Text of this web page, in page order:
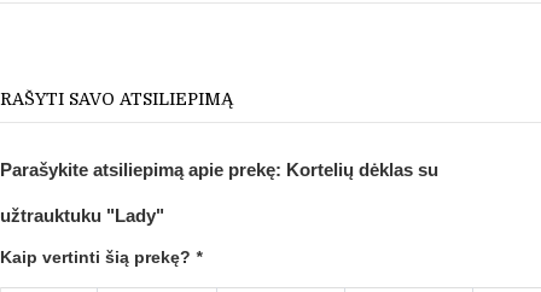
RAŠYTI SAVO ATSILIEPIMĄ
Parašykite atsiliepimą apie prekę: Kortelių dėklas su
užtrauktuku "Lady"
Kaip vertinti šią prekę? *